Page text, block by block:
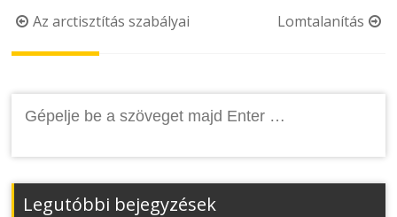
Post
navigation
Az arctisztítás szabályai Lomtalanítás
Legutóbbi bejegyzések